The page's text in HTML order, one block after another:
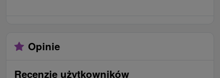
Opinie
Recenzje użytkowników